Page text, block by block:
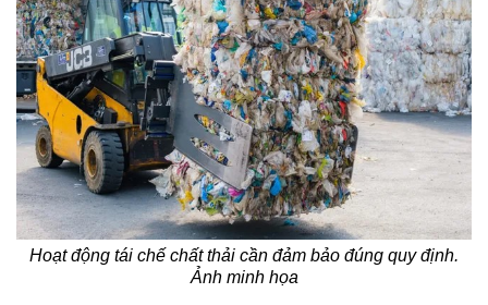
Hoạt động tái chế chất thải cần đảm bảo đúng quy định.
Ảnh minh họa